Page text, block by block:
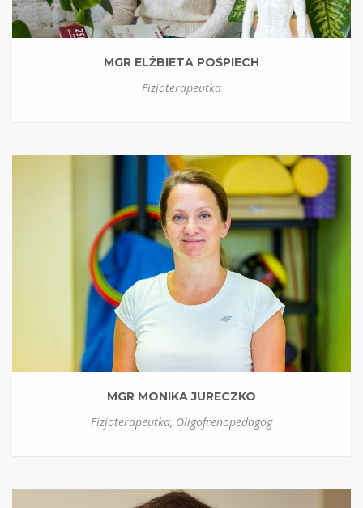
MGR ELŻBIETA POŚPIECH
Fizjoterapeutka
MGR MONIKA JURECZKO
Fizjoterapeutka, Oligofrenopedagog